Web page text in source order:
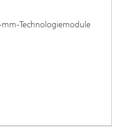
Technologiemodule